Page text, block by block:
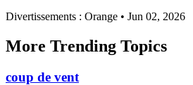
Divertissements : Orange • Jun 02, 2026
More Trending Topics
coup de vent